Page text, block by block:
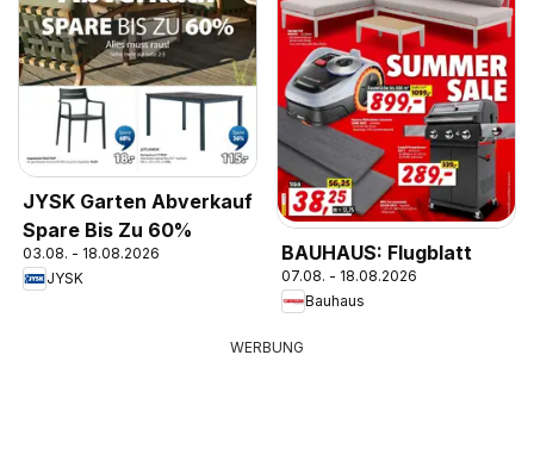
JYSK Garten Abverkauf
Spare Bis Zu 60%
03.08. - 18.08.2026
JYSK
BAUHAUS: Flugblatt
07.08. - 18.08.2026
Bauhaus
WERBUNG